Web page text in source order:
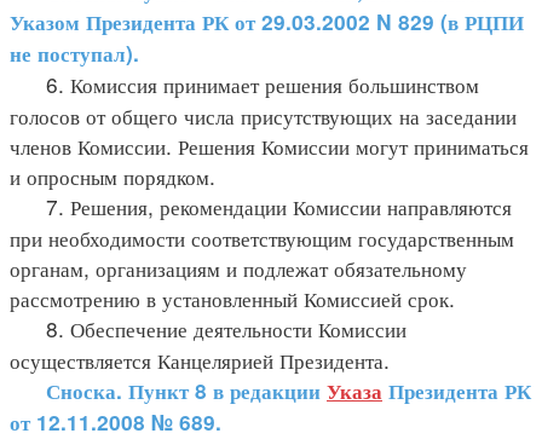
Указом Президента РК от 29.03.2002 N 829 (в РЦПИ
не поступал).
6. Комиссия принимает решения большинством
голосов от общего числа присутствующих на заседании
членов Комиссии. Решения Комиссии могут приниматься
и опросным порядком.
7. Решения, рекомендации Комиссии направляются
при необходимости соответствующим государственным
органам, организациям и подлежат обязательному
рассмотрению в установленный Комиссией срок.
8. Обеспечение деятельности Комиссии
осуществляется Канцелярией Президента.
Сноска. Пункт 8 в редакции Указа Президента РК
от 12.11.2008 № 689.